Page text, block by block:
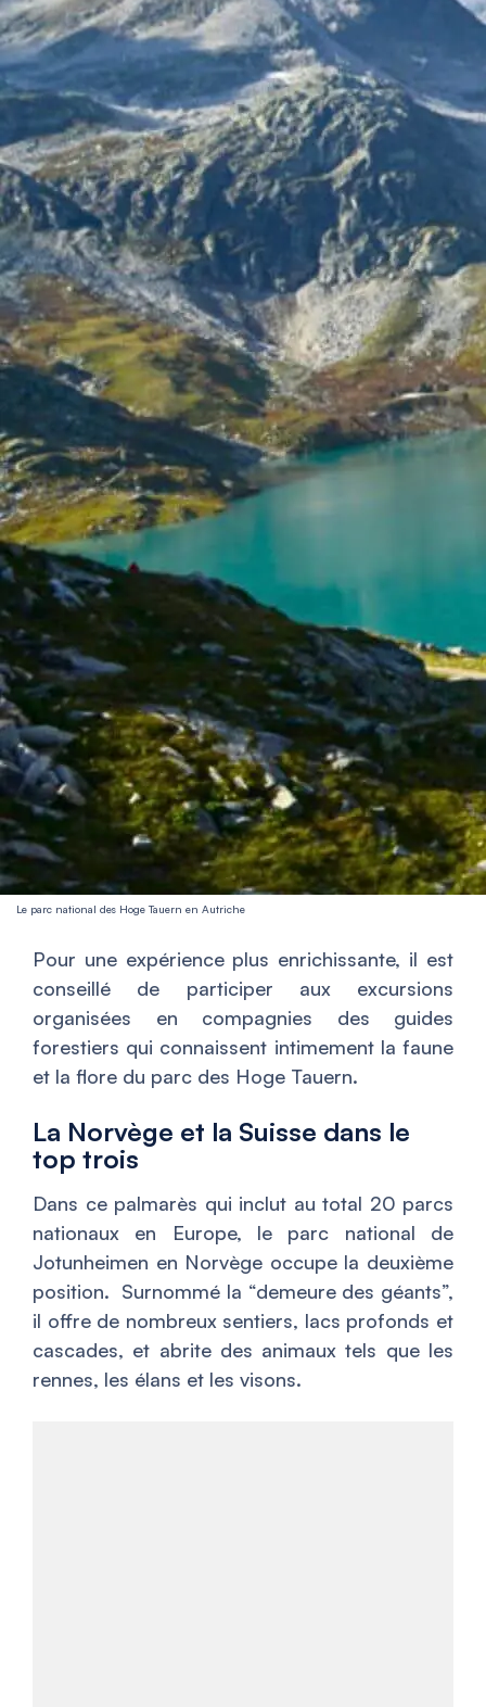
Le parc national des Hoge Tauern en Autriche
Pour une expérience plus enrichissante, il est
conseillé de participer aux excursions
organisées en compagnies des guides
forestiers qui connaissent intimement la faune
et la flore du parc des Hoge Tauern.
La Norvège et la Suisse dans le
top trois
Dans ce palmarès qui inclut au total 20 parcs
nationaux en Europe, le parc national de
Jotunheimen en Norvège occupe la deuxième
position. Surnommé la “demeure des géants”,
il offre de nombreux sentiers, lacs profonds et
cascades, et abrite des animaux tels que les
rennes, les élans et les visons.